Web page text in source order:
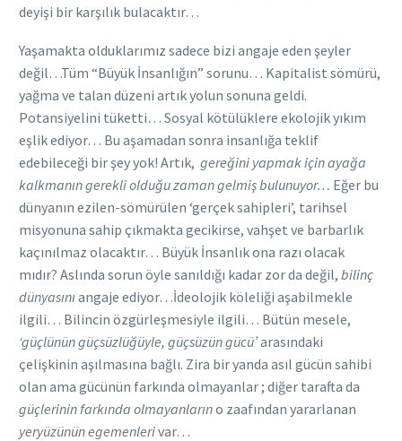
deyişi bir karşılık bulacaktır…
Yaşamakta olduklarımız sadece bizi angaje eden şeyler
değil…Tüm “Büyük İnsanlığın” sorunu… Kapitalist sömürü,
yağma ve talan düzeni artık yolun sonuna geldi.
Potansiyelini tüketti… Sosyal kötülüklere ekolojik yıkım
eşlik ediyor… Bu aşamadan sonra insanlığa teklif
edebileceği bir şey yok! Artık, gereğini yapmak için ayağa
kalkmanın gerekli olduğu zaman gelmiş bulunuyor… Eğer bu
dünyanın ezilen-sömürülen ‘gerçek sahipleri’, tarihsel
misyonuna sahip çıkmakta gecikirse, vahşet ve barbarlık
kaçınılmaz olacaktır… Büyük İnsanlık ona razı olacak
mıdır? Aslında sorun öyle sanıldığı kadar zor da değil, bilinç
dünyasınıangaje ediyor…İdeolojik köleliği aşabilmekle
ilgili… Bilincin özgürleşmesiyle ilgili… Bütün mesele,
‘güçlünün güçsüzlüğüyle, güçsüzün gücü’arasındaki
çelişkinin aşılmasına bağlı. Zira bir yanda asıl gücün sahibi
olan ama gücünün farkında olmayanlar ; diğer tarafta da
güçlerinin farkında olmayanlarıno zaafından yararlanan
yeryüzünün egemenlerivar…